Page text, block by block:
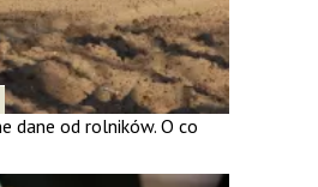
dane od rolników. O co